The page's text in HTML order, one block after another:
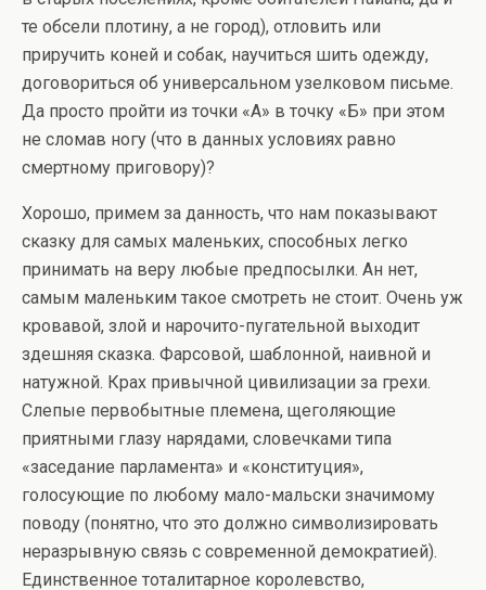
те обсели плотину, а не город), отловить или
приручить коней и собак, научиться шить одежду,
договориться об универсальном узелковом письме.
Да просто пройти из точки «А» в точку «Б» при этом
не сломав ногу (что в данных условиях равно
смертному приговору)?
Хорошо, примем за данность, что нам показывают
сказку для самых маленьких, способных легко
принимать на веру любые предпосылки. Ан нет,
самым маленьким такое смотреть не стоит. Очень уж
кровавой, злой и нарочито-пугательной выходит
здешняя сказка. Фарсовой, шаблонной, наивной и
натужной. Крах привычной цивилизации за грехи.
Слепые первобытные племена, щеголяющие
приятными глазу нарядами, словечками типа
«заседание парламента» и «конституция»,
голосующие по любому мало-мальски значимому
поводу (понятно, что это должно символизировать
неразрывную связь с современной демократией).
Единственное тоталитарное королевство,